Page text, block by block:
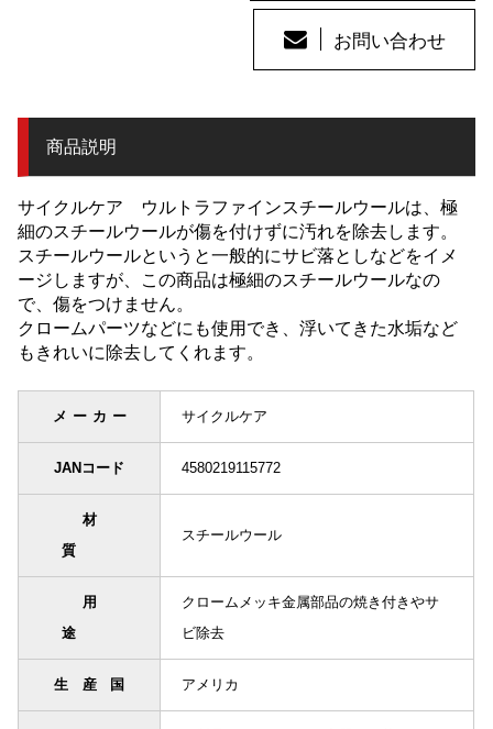
お問い合わせ
商品説明
サイクルケア ウルトラファインスチールウールは、極
細のスチールウールが傷を付けずに汚れを除去します。
スチールウールというと一般的にサビ落としなどをイメ
ージしますが、この商品は極細のスチールウールなの
で、傷をつけません。
クロームパーツなどにも使用でき、浮いてきた水垢など
もきれいに除去してくれます。
メーカー サイクルケア
JANコード 4580219115772
材
質
スチールウール
用
途
クロームメッキ金属部品の焼き付きやサ
ビ除去
生産国 アメリカ